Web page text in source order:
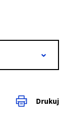
Drukuj